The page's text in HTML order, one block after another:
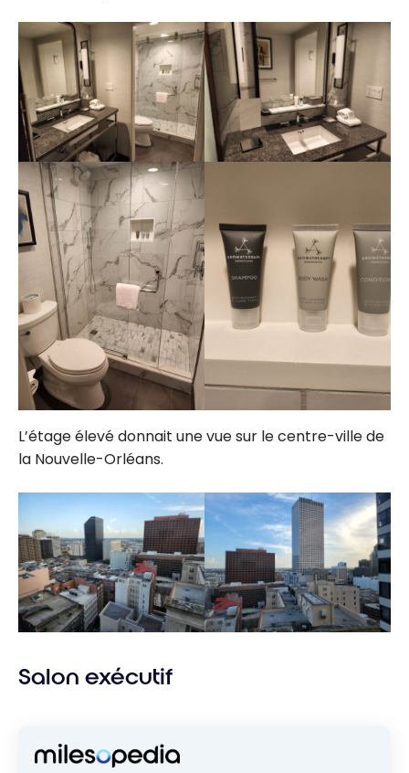
L’étage élevé donnait une vue sur le centre-ville de
la Nouvelle-Orléans.
Salon exécutif